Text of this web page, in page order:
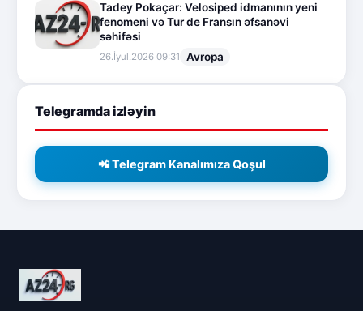
Tadey Pokaçar: Velosiped idmanının yeni
fenomeni və Tur de Fransın əfsanəvi
səhifəsi
26.İyul.2026 09:31 Avropa
Telegramda izləyin
📲 Telegram Kanalımıza Qoşul